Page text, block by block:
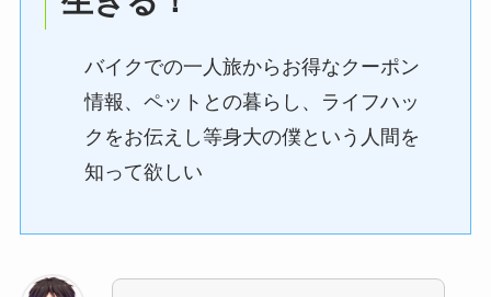
バイクでの一人旅からお得なクーポン
情報、ペットとの暮らし、ライフハッ
クをお伝えし等身大の僕という人間を
知って欲しい